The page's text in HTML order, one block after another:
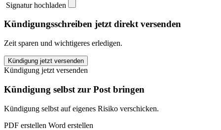
Signatur hochladen
Kündigungsschreiben jetzt direkt versenden
Zeit sparen und wichtigeres erledigen.
handyservice
kündigen
quantity
Kündigung jetzt versenden
Kündigung jetzt versenden
Kündigung selbst zur Post bringen
Kündigung selbst auf eigenes Risiko verschicken.
PDF erstellen Word erstellen